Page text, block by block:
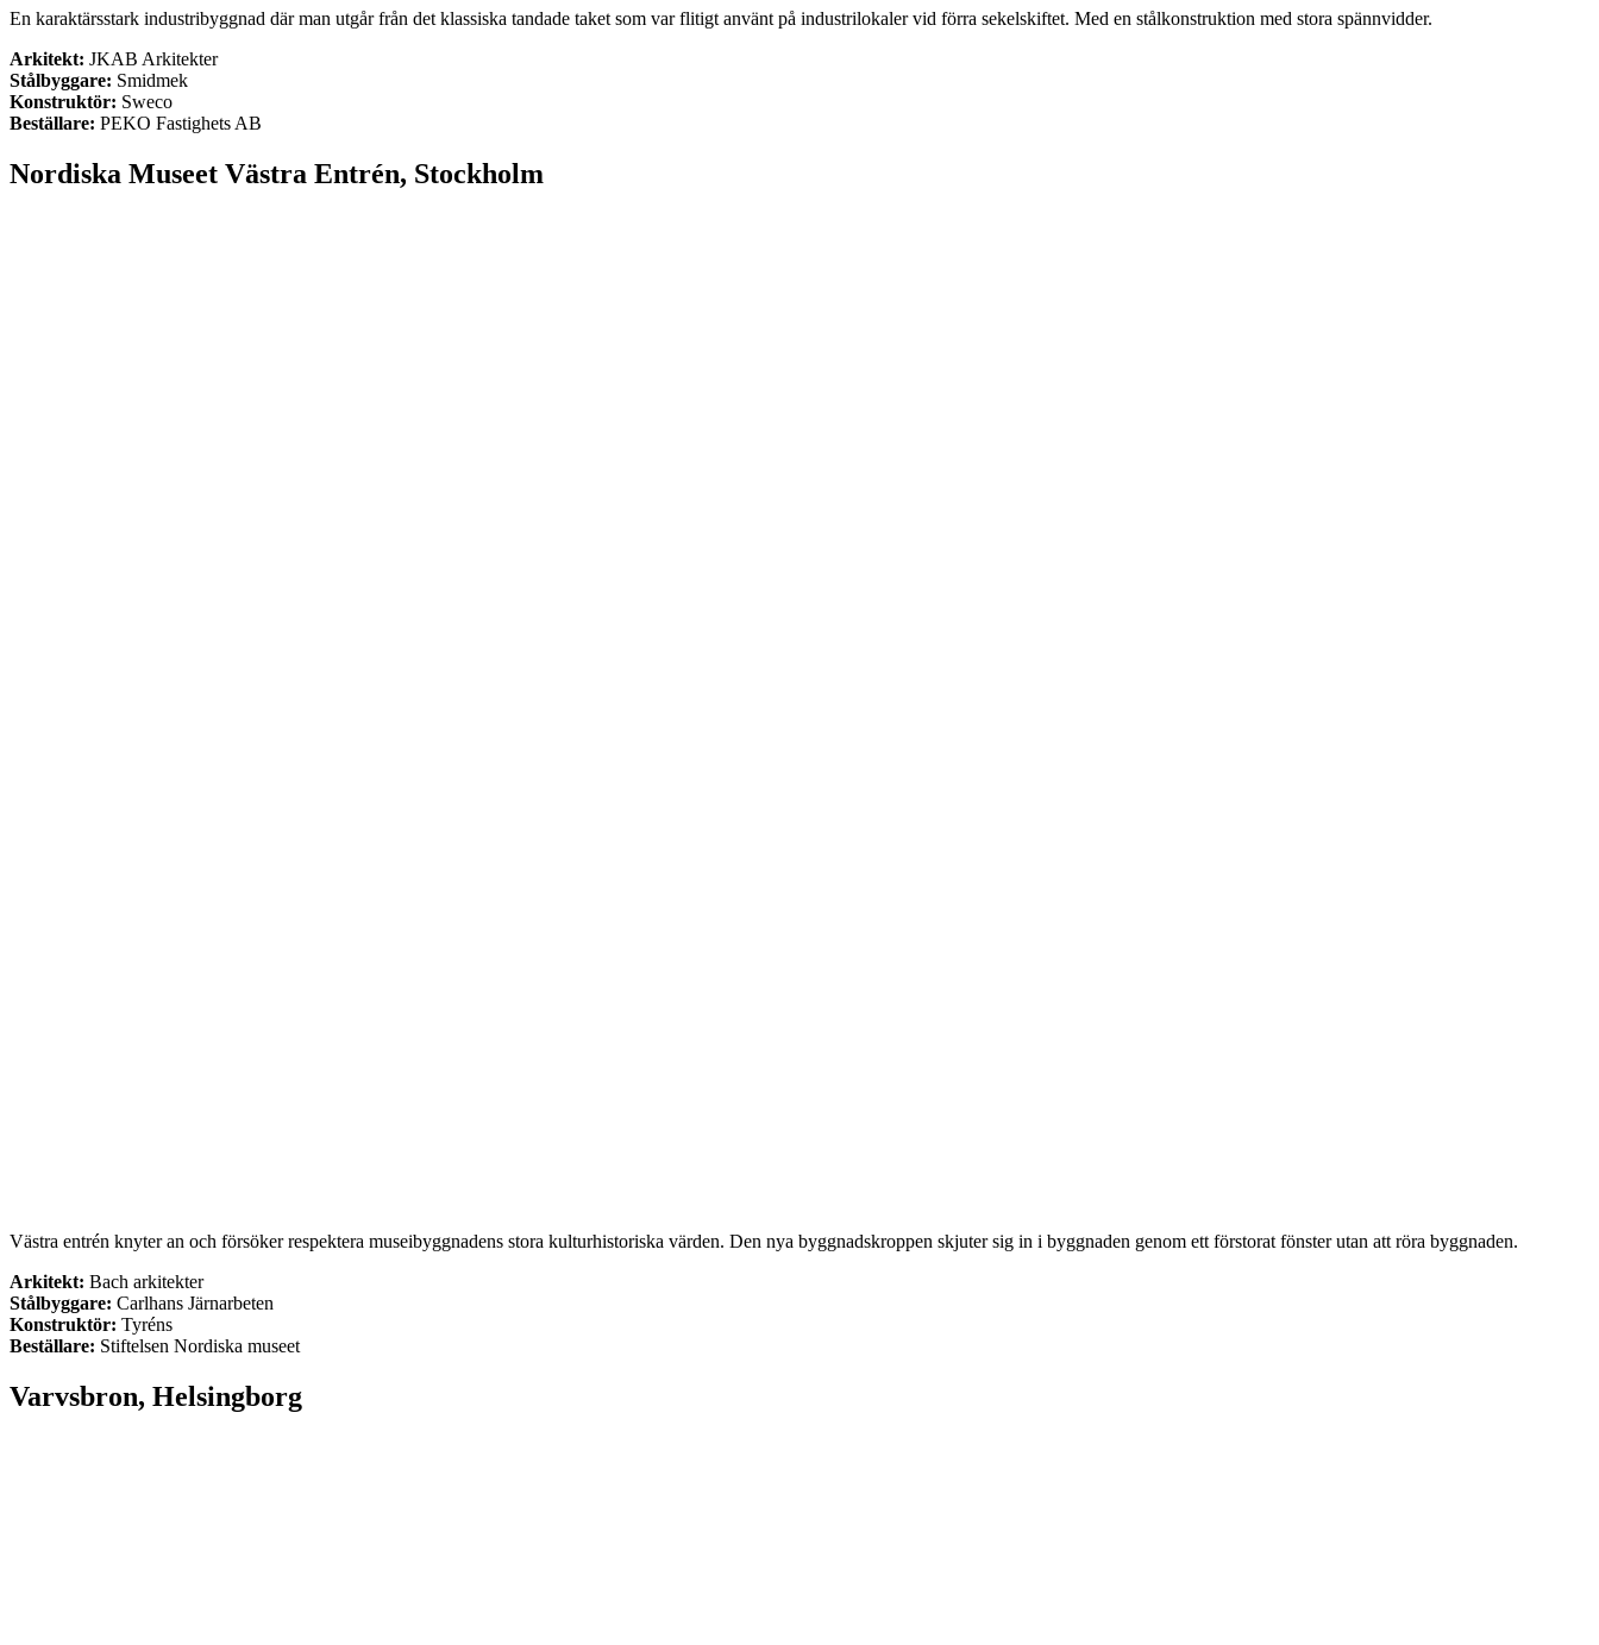
En karaktärsstark industribyggnad där man utgår från det klassiska tandade taket som var flitigt använt på industrilokaler vid förra sekelskiftet. Med en stålkonstruktion med stora spännvidder.
Arkitekt: JKAB Arkitekter
Stålbyggare: Smidmek
Konstruktör: Sweco
Beställare: PEKO Fastighets AB
Nordiska Museet Västra Entrén, Stockholm
Västra entrén knyter an och försöker respektera museibyggnadens stora kulturhistoriska värden. Den nya byggnadskroppen skjuter sig in i byggnaden genom ett förstorat fönster utan att röra byggnaden.
Arkitekt: Bach arkitekter
Stålbyggare: Carlhans Järnarbeten
Konstruktör: Tyréns
Beställare: Stiftelsen Nordiska museet
Varvsbron, Helsingborg